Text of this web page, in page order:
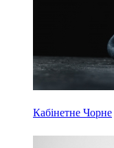
Кабінетне Чорне